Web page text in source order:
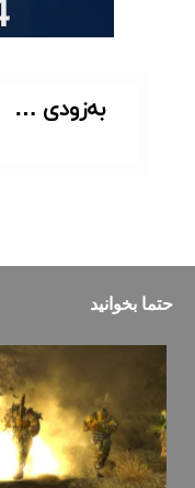
به‌زودی …
حتما بخوانید